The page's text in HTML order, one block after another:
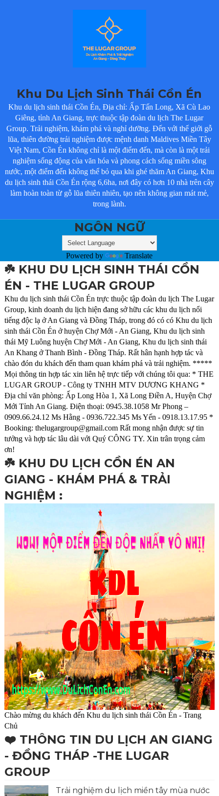
Khu Du Lịch Sinh Thái Cồn Én
Khu du lịch sinh thái Cồn Én, Địa chỉ: Ấp Tấn Long, Xã Cù Lao
Giêng, tỉnh An Giang, trực thuộc tập đoàn du lịch The Lugar
Group. Trải nghiệm, khám phá và nghỉ dưỡng. Đến với thế giới gỗ
lũa, thiên đường trải nghiệm được mệnh danh Maldives Miền Tây
Việt Nam, Cồn Én không chỉ là một điểm đến, mà còn là một trải
nghiệm sống động của văn hóa và phong cách sống miền sông
nước, một điểm đến không thể bỏ qua khi ghé thăm An Giang, Khu
du lịch sinh thái Cồn Én rộng 6,6ha, nơi đây có hơn 10 nhà trên cây
làm hoàn toàn từ gỗ lũa thiên nhiên, tạo nên không gian mát mẻ,
trong lành.
NGÔN NGỮ
Powered by Translate
☘️ KHU DU LỊCH SINH THÁI CỒN
ÉN - THE LUGAR GROUP
Khu du lịch sinh thái Cồn Én trực thuộc tập đoàn du lịch The Lugar
Group, kinh doanh du lịch hiện đang sở hữu các khu du lịch nổi
tiếng độc lạ ở An Giang và Đồng Tháp, trong đó có có Khu du lịch
sinh thái Cồn Én ở huyện Chợ Mới - An Giang, Khu du lịch sinh
thái Mỹ Luông huyện Chợ Mới - An Giang, Khu du lịch sinh thái
An Khang ở Thanh Bình - Đồng Tháp. Rất hân hạnh hợp tác và
chào đón du khách đến tham quan khám phá và trải nghiệm. *****
Mọi thông tin hợp tác xin liên hệ trực tiếp với chúng tôi qua: * THE
LUGAR GROUP - Công ty TNHH MTV DƯƠNG KHANG *
Địa chỉ văn phòng: Ấp Long Hòa 1, Xã Long Điền A, Huyện Chợ
Mới Tỉnh An Giang. Điện thoại: 0945.38.1058 Mr Phong –
0909.66.24.12 Ms Hằng - 0936.722.345 Ms Yến - 0918.13.17.95 *
Booking: thelugargroup@gmail.com Rất mong nhận được sự tin
tưởng và hợp tác lâu dài với Quý CÔNG TY. Xin trân trọng cảm
ơn!
☘️ KHU DU LỊCH CỒN ÉN AN
GIANG - KHÁM PHÁ & TRẢI
NGHIỆM :
Chào mừng du khách đến Khu du lịch sinh thái Cồn Én - Trang
Chủ
❤️ THÔNG TIN DU LỊCH AN GIANG
- ĐỒNG THÁP -THE LUGAR
GROUP
Trải nghiệm du lịch miền tây mùa nước